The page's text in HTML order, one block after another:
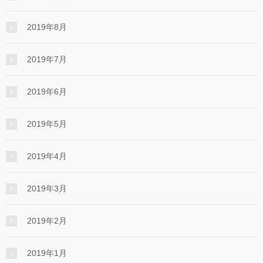
2019年8月
2019年7月
2019年6月
2019年5月
2019年4月
2019年3月
2019年2月
2019年1月